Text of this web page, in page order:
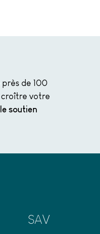
près de 100
croître votre
soutien
SAV